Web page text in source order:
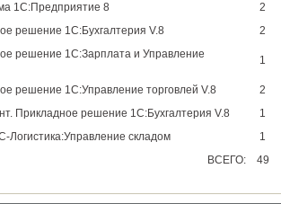
1С:Предприятие 8
2
решение 1С:Бухгалтерия V.8
2
решение 1С:Зарплата и Управление
1
решение 1С:Управление торговлей V.8
2
Прикладное решение 1С:Бухгалтерия V.8
1
Логистика:Управление складом
1
ВСЕГО:
49